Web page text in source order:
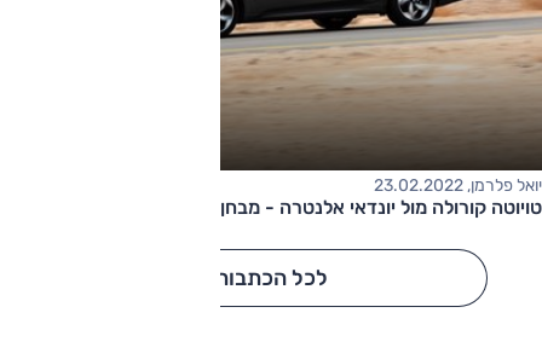
יואל פלרמן, 23.02.2022
טויוטה קורולה מול יונדאי אלנטרה - מבחן דרכים השוואתי
לכל הכתבות